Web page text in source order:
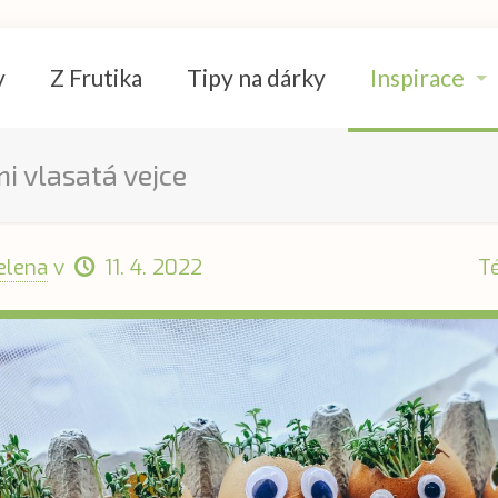
Z Frutika Tipy na dárky Inspirace
vlasatá vejce
v 11. 4. 2022